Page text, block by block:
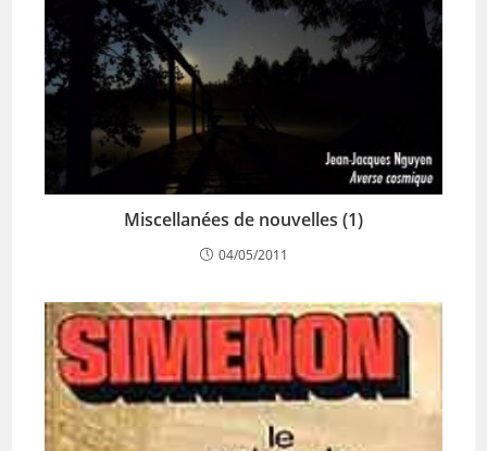
Miscellanées de nouvelles (1)
04/05/2011